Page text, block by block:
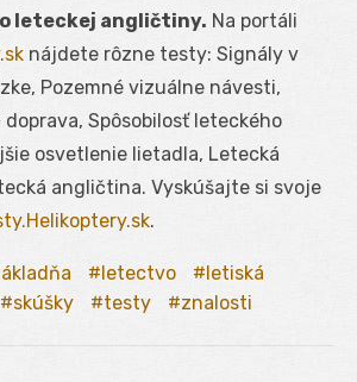
leteckej angličtiny. Na portáli
nájdete rôzne testy: Signály v
Pozemné vizuálne návesti,
Spôsobilosť leteckého
osvetlenie lietadla, Letecká
angličtina. Vyskúšajte si svoje
.
letectvo
letiská
skúšky testy znalosti